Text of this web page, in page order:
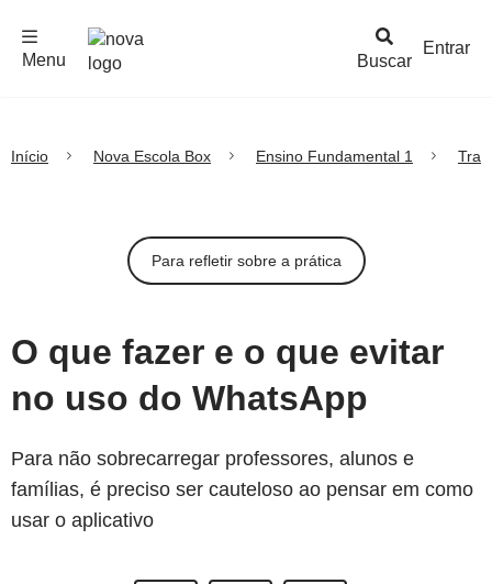
Buscar
Menu
Entrar
Início Nova Escola Box Ensino Fundamental 1
Para refletir sobre a prática
O que fazer e o que evitar
no uso do WhatsApp
Para não sobrecarregar professores, alunos e
famílias, é preciso ser cauteloso ao pensar em como
usar o aplicativo